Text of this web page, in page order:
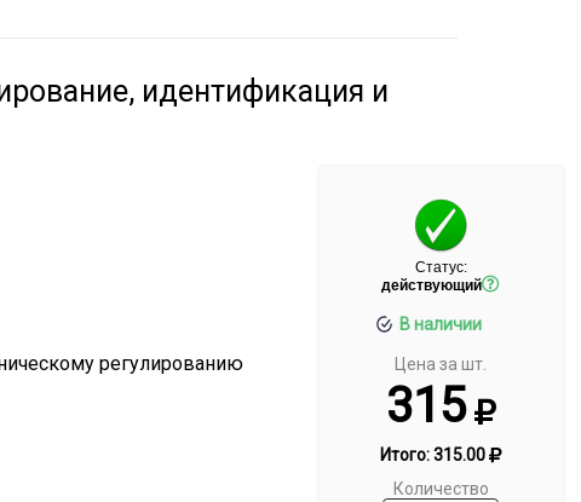
идентификация и
Статус:
действующий
В наличии
Цена за шт.
315
Итого:315.00
Количество
регулированию